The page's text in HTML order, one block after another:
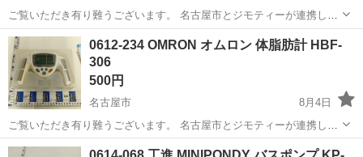
ご覧いただき有り難うございます。 名古屋市とジモティーが連携して
運営しています。 粗⼤ごみ等の減量を⽬的にまだ使えるものをリユー
スしています。 ★★★★★ ご自宅にある不要品を是非ジモティースポ
ットへお持ち込...
愛知 名古屋市
0612-234 OMRON オムロン 体脂肪計 HBF-
306
500円
名古屋市
8月4日
ご覧いただき有り難うございます。 名古屋市とジモティーが連携して
運営しています。 粗⼤ごみ等の減量を⽬的にまだ使えるものをリユー
愛知 名古屋市 生活家電